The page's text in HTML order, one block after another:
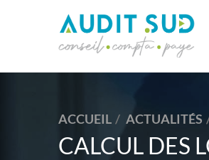
ACCUEIL ACTUALITÉS
CALCUL DES